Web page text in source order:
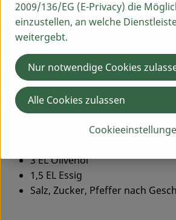
1 TL Olivenöl
1 EL Balsamico Essig weiß
¼ Bund Petersilie
gemahlen
Optional ½ Knolle Knoblauch
Salz und Zucker nach Geschmack
3 EL Olivenöl
1,5 EL Essig
Salz, Zucker, Pfeffer nach
2009/136/EG (E-Privacy) die
einzustellen, an welche
weitergebt.
Nur notwendige Cookies
Alle Cookies zulassen